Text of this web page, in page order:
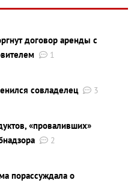
договор аренды с
1
совладелец
3
«проваливших»
2
порассуждала о